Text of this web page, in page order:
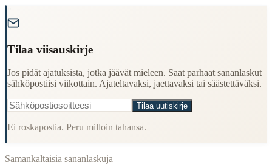
Language:Finnish (suomi)
Origin:Finland
Period:Traditional folk wisdom
Tilaa viisauskirje
Jos pidät ajatuksista, jotka jäävät mieleen. Saat parhaat sananlaskut
sähköpostiisi viikottain. Ajateltavaksi, jaettavaksi tai säästettäväksi.
Tilaa uutiskirje
Ei roskapostia. Peru milloin tahansa.
Samankaltaisia sananlaskuja